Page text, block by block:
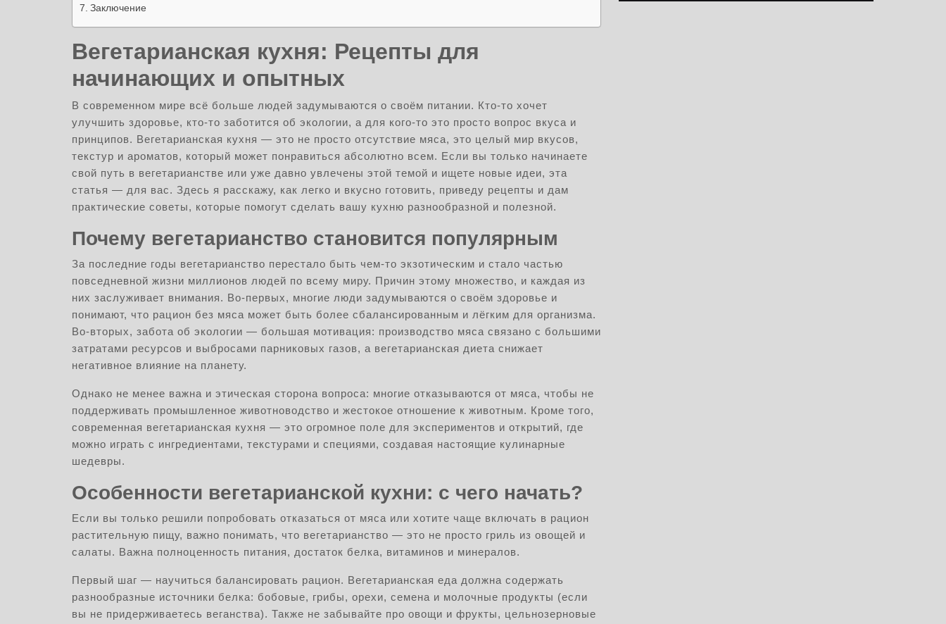
Заключение
Вегетарианская кухня: Рецепты для
начинающих и опытных
В современном мире всё больше людей задумываются о своём питании. Кто-то хочет
улучшить здоровье, кто-то заботится об экологии, а для кого-то это просто вопрос вкуса и
принципов. Вегетарианская кухня — это не просто отсутствие мяса, это целый мир вкусов,
текстур и ароматов, который может понравиться абсолютно всем. Если вы только начинаете
свой путь в вегетарианстве или уже давно увлечены этой темой и ищете новые идеи, эта
статья — для вас. Здесь я расскажу, как легко и вкусно готовить, приведу рецепты и дам
практические советы, которые помогут сделать вашу кухню разнообразной и полезной.
Почему вегетарианство становится популярным
За последние годы вегетарианство перестало быть чем-то экзотическим и стало частью
повседневной жизни миллионов людей по всему миру. Причин этому множество, и каждая из
них заслуживает внимания. Во-первых, многие люди задумываются о своём здоровье и
понимают, что рацион без мяса может быть более сбалансированным и лёгким для организма.
Во-вторых, забота об экологии — большая мотивация: производство мяса связано с большими
затратами ресурсов и выбросами парниковых газов, а вегетарианская диета снижает
негативное влияние на планету.
Однако не менее важна и этическая сторона вопроса: многие отказываются от мяса, чтобы не
поддерживать промышленное животноводство и жестокое отношение к животным. Кроме того,
современная вегетарианская кухня — это огромное поле для экспериментов и открытий, где
можно играть с ингредиентами, текстурами и специями, создавая настоящие кулинарные
шедевры.
Особенности вегетарианской кухни: с чего начать?
Если вы только решили попробовать отказаться от мяса или хотите чаще включать в рацион
растительную пищу, важно понимать, что вегетарианство — это не просто гриль из овощей и
салаты. Важна полноценность питания, достаток белка, витаминов и минералов.
Первый шаг — научиться балансировать рацион. Вегетарианская еда должна содержать
разнообразные источники белка: бобовые, грибы, орехи, семена и молочные продукты (если
вы не придерживаетесь веганства). Также не забывайте про овощи и фрукты, цельнозерновые